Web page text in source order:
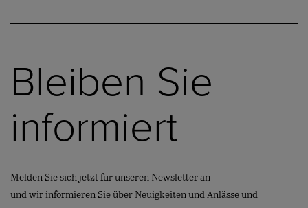
Bleiben Sie
informiert
Melden Sie sich jetzt für unseren Newsletter an
und wir informieren Sie über Neuigkeiten und Anlässe und